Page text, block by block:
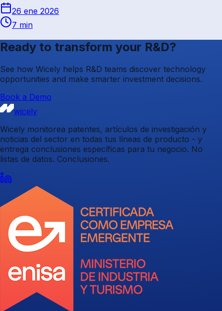
26 ene 2026
7 min
Ready to transform your R&D?
See how Wicely helps R&D teams discover technology
opportunities and make smarter investment decisions.
Book a Demo
wicely
Wicely monitorea patentes, artículos de investigación y
noticias del sector en todas tus líneas de producto - y
entrega conclusiones específicas para tu negocio. No
listas de datos. Conclusiones.